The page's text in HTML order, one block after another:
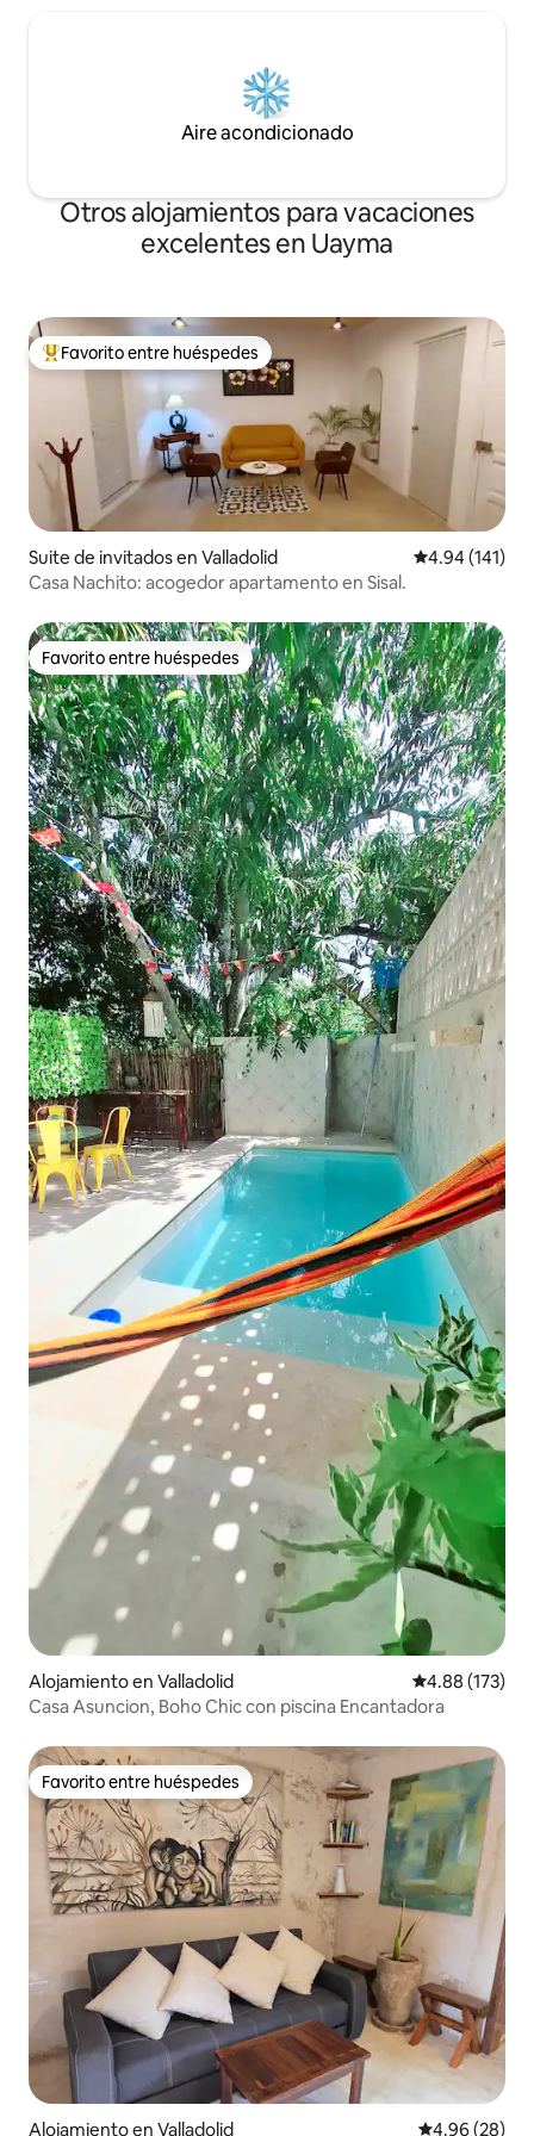
Aire acondicionado
Otros alojamientos para vacaciones
excelentes en Uayma
Favorito entre huéspedes preferido
Favorito entre huéspedes
Suite de invitados en Valladolid Calificación
4.94 (141)
Casa Nachito: acogedor apartamento en Sisal.
Favorito entre huéspedes
Favorito entre huéspedes
Alojamiento en Valladolid Calificación
4.88 (173)
Casa Asuncion, Boho Chic con piscina Encantadora
Favorito entre huéspedes
Favorito entre huéspedes
Alojamiento en Valladolid Calificación
4.96 (28)